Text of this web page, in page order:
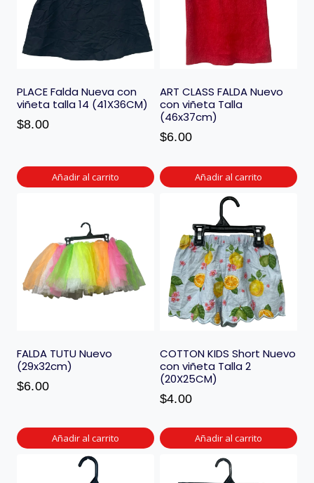
PLACE Falda Nueva con
viñeta talla 14 (41X36CM)
$8.00
Añadir al carrito
ART CLASS FALDA Nuevo
con viñeta Talla
(46x37cm)
$6.00
Añadir al carrito
FALDA TUTU Nuevo
(29x32cm)
$6.00
Añadir al carrito
COTTON KIDS Short Nuevo
con viñeta Talla 2
(20X25CM)
$4.00
Añadir al carrito